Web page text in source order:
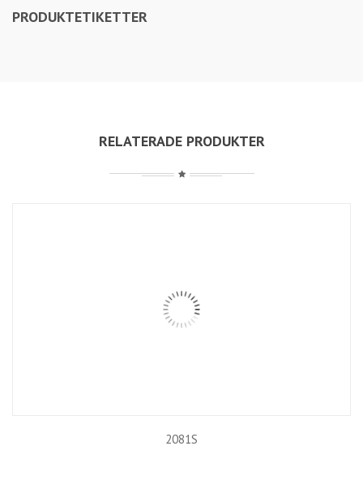
PRODUKTETIKETTER
RELATERADE PRODUKTER
2081S